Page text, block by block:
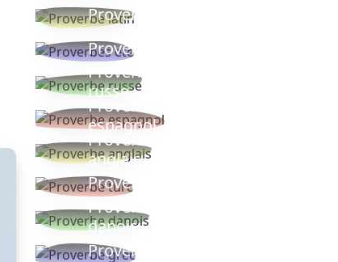
Proverbe latin
Proverbes ete
Proverbe
russe
Proverbe
espagnol
Proverbe
anglais
Proverbe turc
Proverbe
danois
Proverbe grec